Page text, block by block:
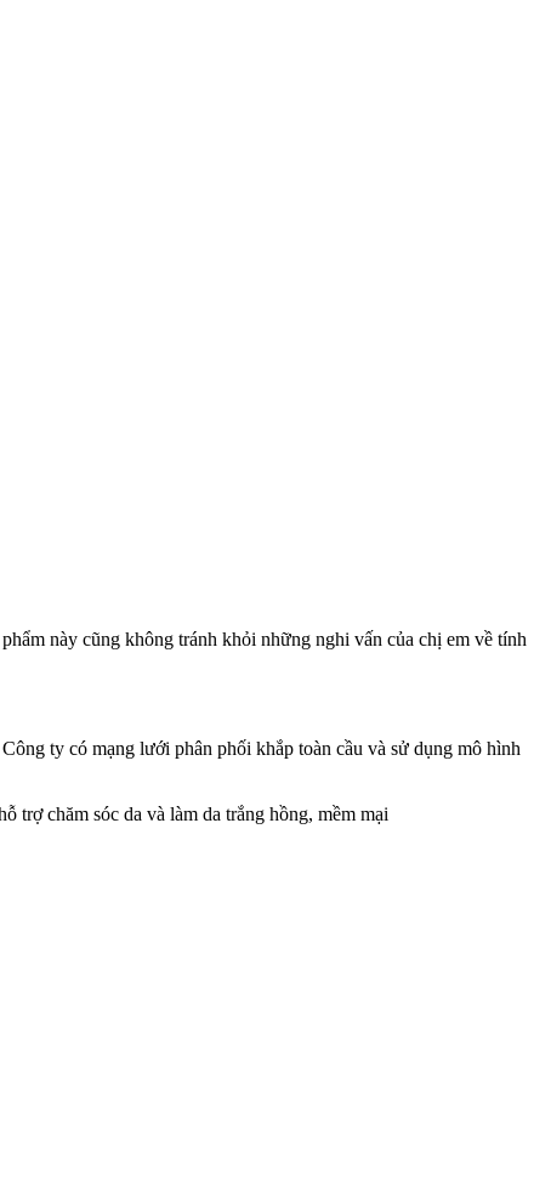
này cũng không tránh khỏi những nghi vấn của chị em về tính
ty có mạng lưới phân phối khắp toàn cầu và sử dụng mô hình
trợ chăm sóc da và làm da trắng hồng, mềm mại